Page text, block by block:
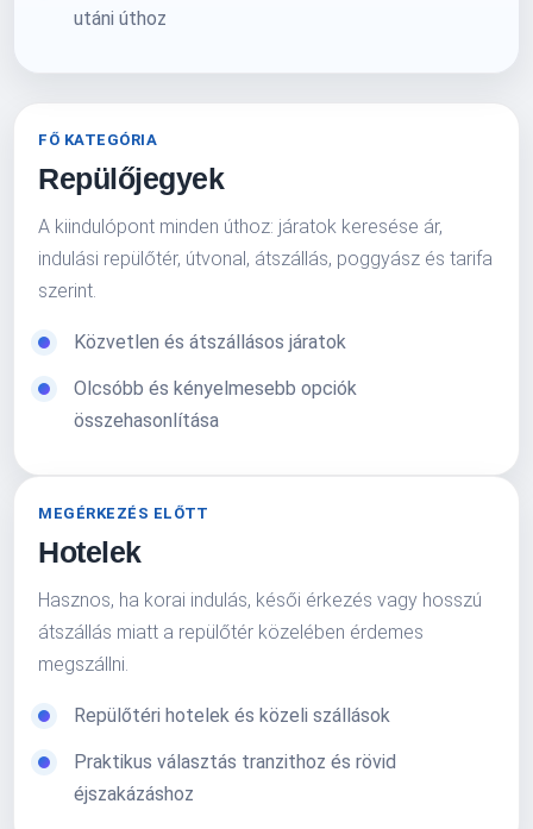
utáni úthoz
FŐ KATEGÓRIA
Repülőjegyek
A kiindulópont minden úthoz: járatok keresése ár,
indulási repülőtér, útvonal, átszállás, poggyász és tarifa
szerint.
Közvetlen és átszállásos járatok
Olcsóbb és kényelmesebb opciók
összehasonlítása
MEGÉRKEZÉS ELŐTT
Hotelek
Hasznos, ha korai indulás, késői érkezés vagy hosszú
átszállás miatt a repülőtér közelében érdemes
megszállni.
Repülőtéri hotelek és közeli szállások
Praktikus választás tranzithoz és rövid
éjszakázáshoz